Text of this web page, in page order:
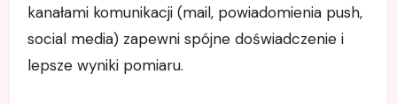
kanałami komunikacji (mail, powiadomienia push,
social media) zapewni spójne doświadczenie i
lepsze wyniki pomiaru.